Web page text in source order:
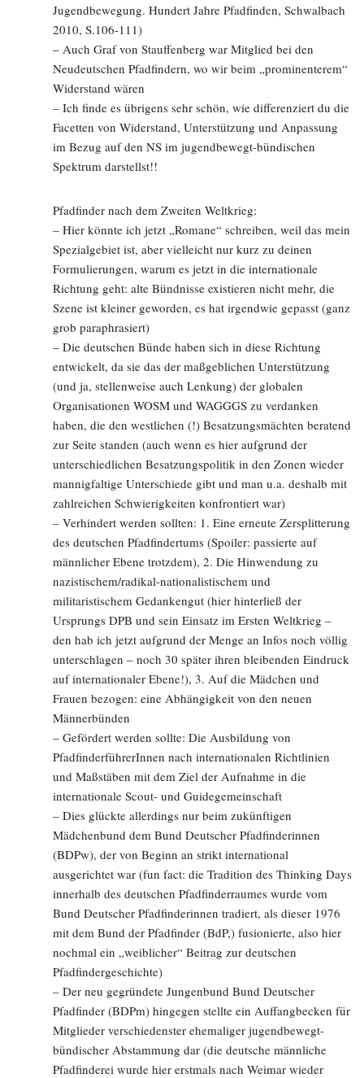
Jugendbewegung. Hundert Jahre Pfadfinden, Schwalbach
2010, S.106-111)
– Auch Graf von Stauffenberg war Mitglied bei den
Neudeutschen Pfadfindern, wo wir beim „prominenterem“
Widerstand wären
– Ich finde es übrigens sehr schön, wie differenziert du die
Facetten von Widerstand, Unterstützung und Anpassung
im Bezug auf den NS im jugendbewegt-bündischen
Spektrum darstellst!!
Pfadfinder nach dem Zweiten Weltkrieg:
– Hier könnte ich jetzt „Romane“ schreiben, weil das mein
Spezialgebiet ist, aber vielleicht nur kurz zu deinen
Formulierungen, warum es jetzt in die internationale
Richtung geht: alte Bündnisse existieren nicht mehr, die
Szene ist kleiner geworden, es hat irgendwie gepasst (ganz
grob paraphrasiert)
– Die deutschen Bünde haben sich in diese Richtung
entwickelt, da sie das der maßgeblichen Unterstützung
(und ja, stellenweise auch Lenkung) der globalen
Organisationen WOSM und WAGGGS zu verdanken
haben, die den westlichen (!) Besatzungsmächten beratend
zur Seite standen (auch wenn es hier aufgrund der
unterschiedlichen Besatzungspolitik in den Zonen wieder
mannigfaltige Unterschiede gibt und man u.a. deshalb mit
zahlreichen Schwierigkeiten konfrontiert war)
– Verhindert werden sollten: 1. Eine erneute Zersplitterung
des deutschen Pfadfindertums (Spoiler: passierte auf
männlicher Ebene trotzdem), 2. Die Hinwendung zu
nazistischem/radikal-nationalistischem und
militaristischem Gedankengut (hier hinterließ der
Ursprungs DPB und sein Einsatz im Ersten Weltkrieg –
den hab ich jetzt aufgrund der Menge an Infos noch völlig
unterschlagen – noch 30 später ihren bleibenden Eindruck
auf internationaler Ebene!), 3. Auf die Mädchen und
Frauen bezogen: eine Abhängigkeit von den neuen
Männerbünden
– Gefördert werden sollte: Die Ausbildung von
PfadfinderführerInnen nach internationalen Richtlinien
und Maßstäben mit dem Ziel der Aufnahme in die
internationale Scout- und Guidegemeinschaft
– Dies glückte allerdings nur beim zukünftigen
Mädchenbund dem Bund Deutscher Pfadfinderinnen
(BDPw), der von Beginn an strikt international
ausgerichtet war (fun fact: die Tradition des Thinking Days
innerhalb des deutschen Pfadfinderraumes wurde vom
Bund Deutscher Pfadfinderinnen tradiert, als dieser 1976
mit dem Bund der Pfadfinder (BdP,) fusionierte, also hier
nochmal ein „weiblicher“ Beitrag zur deutschen
Pfadfindergeschichte)
– Der neu gegründete Jungenbund Bund Deutscher
Pfadfinder (BDPm) hingegen stellte ein Auffangbecken für
Mitglieder verschiedenster ehemaliger jugendbewegt-
bündischer Abstammung dar (die deutsche männliche
Pfadfinderei wurde hier erstmals nach Weimar wieder